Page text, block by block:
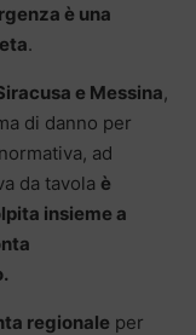
è una
.
e Messina,
di danno per
ad
da tavola è
insieme a
regionale per